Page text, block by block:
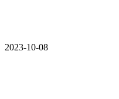
2023-10-08